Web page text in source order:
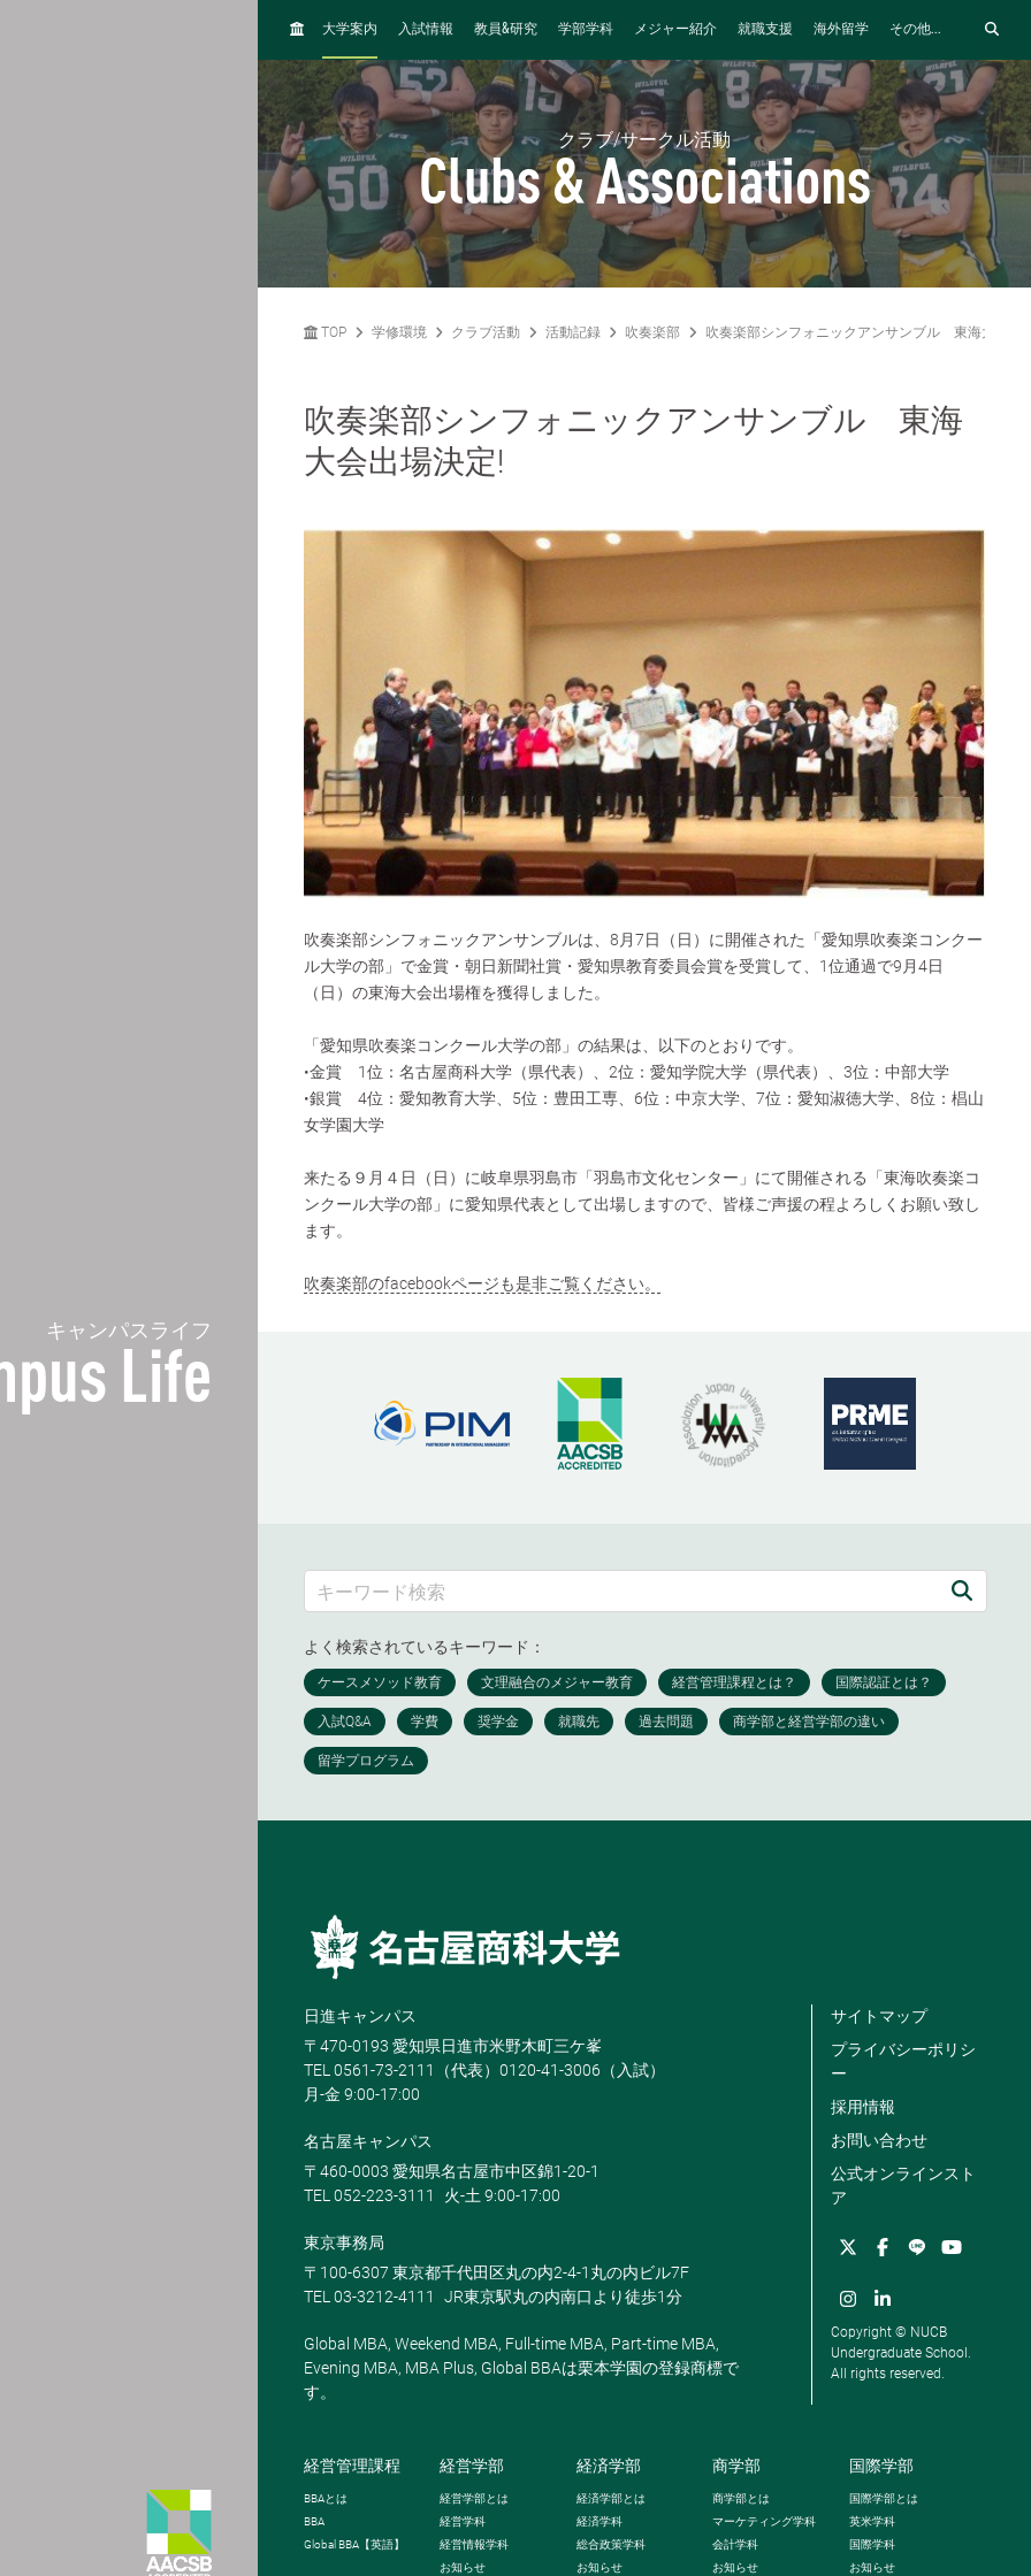
キャンパスライフ
Life
H
M
E
大学案内 入試情報 教員&研究 学部学科 メジャー紹介 就職支援 海外留学 その他...
クラブ/サークル活動
Clubs & Associations
TOP 学修環境 クラブ活動 活動記録 吹奏楽部 吹奏楽部シンフォニックアンサンブル 東海大会出
吹奏楽部シンフォニックアンサンブル 東海
大会出場決定!
吹奏楽部シンフォニックアンサンブルは、8月7日（日）に開催された「愛知県吹奏楽コンクー
ル大学の部」で金賞・朝日新聞社賞・愛知県教育委員会賞を受賞して、1位通過で9月4日
（日）の東海大会出場権を獲得しました。
「愛知県吹奏楽コンクール大学の部」の結果は、以下のとおりです。
•金賞 1位：名古屋商科大学（県代表）、2位：愛知学院大学（県代表）、3位：中部大学
•銀賞 4位：愛知教育大学、5位：豊田工専、6位：中京大学、7位：愛知淑徳大学、8位：椙山
女学園大学
来たる９月４日（日）に岐阜県羽島市「羽島市文化センター」にて開催される「東海吹奏楽コ
ンクール大学の部」に愛知県代表として出場しますので、皆様ご声援の程よろしくお願い致し
ます。
吹奏楽部のfacebookページも是非ご覧ください。
よく検索されているキーワード：
日進キャンパス
〒470-0193 愛知県日進市米野木町三ケ峯
TEL 0561-73-2111（代表）0120-41-3006（入試）
月-金 9:00-17:00
名古屋キャンパス
〒460-0003 愛知県名古屋市中区錦1-20-1
TEL 052-223-3111
火-土 9:00-17:00
東京事務局
〒100-6307 東京都千代田区丸の内2-4-1丸の内ビル7F
TEL 03-3212-4111
JR東京駅丸の内南口より徒歩1分
Global MBA, Weekend MBA, Full-time MBA, Part-time MBA,
Evening MBA, MBA Plus, Global BBAは栗本学園の登録商標で
す。
サイトマップ
プライバシーポリシ
ー
採用情報
お問い合わせ
公式オンラインスト
ア
Copyright © NUCB
Undergraduate School.
All rights reserved.
経営管理課程
BBAとは
BBA
Global BBA 【英語】
経営学部
経営学部とは
経営学科
経営情報学科
お知らせ
経済学部
経済学部とは
経済学科
総合政策学科
お知らせ
商学部
商学部とは
マーケティング学科
会計学科
お知らせ
国際学部
国際学部とは
英米学科
国際学科
お知らせ